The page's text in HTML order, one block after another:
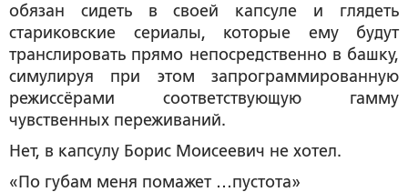
обязан сидеть в своей капсуле и глядеть
стариковские сериалы, которые ему будут
транслировать прямо непосредственно в башку,
симулируя при этом запрограммированную
режиссёрами соответствующую гамму
чувственных переживаний.
Нет, в капсулу Борис Моисеевич не хотел.
«По губам меня помажет …пустота»